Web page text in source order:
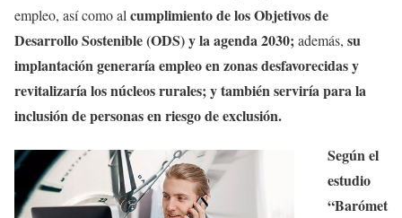
empleo, así como al cumplimiento de los Objetivos de
Desarrollo Sostenible (ODS) y la agenda 2030;además, su
implantación generaría empleo en zonas desfavorecidas y
revitalizaría los núcleos rurales; y también serviría para la
inclusión de personas en riesgo de exclusión.
Según el
estudio
“Barómet